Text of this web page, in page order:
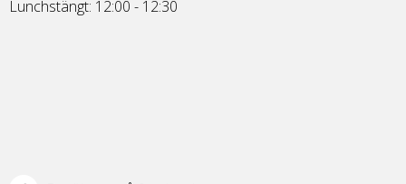
Lunchstängt: 12:00 - 12:30